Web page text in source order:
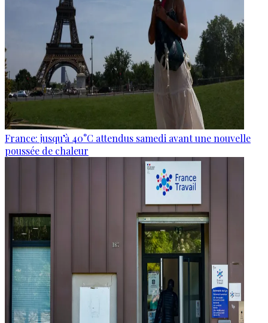
France: jusqu’à 40°C attendus samedi avant une nouvelle
poussée de chaleur